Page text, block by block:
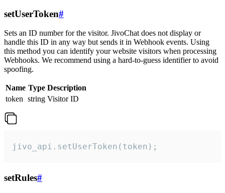
setUserToken#
Sets an ID number for the visitor. JivoChat does not display or
handle this ID in any way but sends it in Webhook events. Using
this method you can identify your website visitors when processing
Webhooks. We recommend using a hard-to-guess identifier to avoid
spoofing.
Name Type Description
token string Visitor ID
jivo_api.setUserToken(token);
setRules#